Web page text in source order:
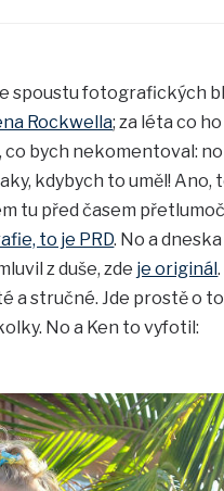
spoustu fotografických
Rockwella; za léta co
co bych nekomentoval:
kdybych to uměl! Ano,
tu před časem
to je PRD. No a
z duše, zde je originál
a stručné. Jde prostě o
No a Ken to vyfotil: